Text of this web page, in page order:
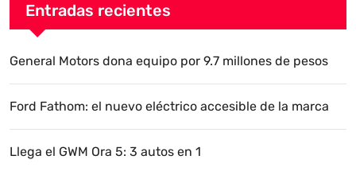
Entradas recientes
General Motors dona equipo por 9.7 millones de pesos
Ford Fathom: el nuevo eléctrico accesible de la marca
Llega el GWM Ora 5: 3 autos en 1